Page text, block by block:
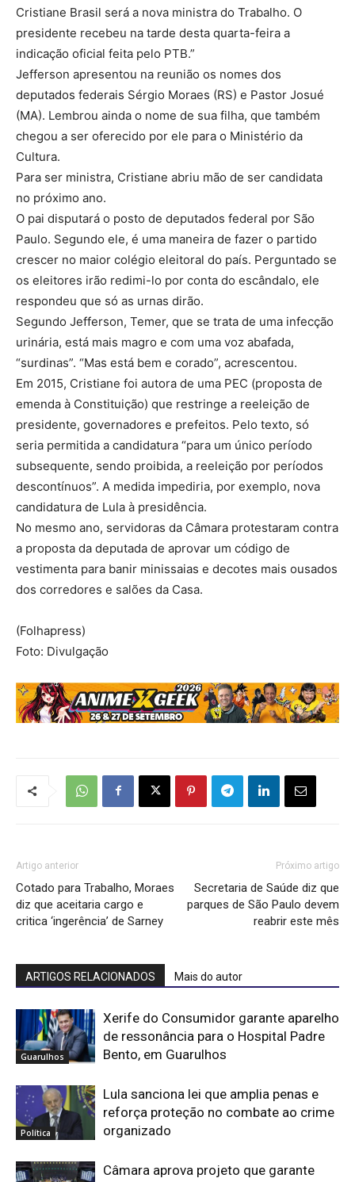
Cristiane Brasil será a nova ministra do Trabalho. O
presidente recebeu na tarde desta quarta-feira a
indicação oficial feita pelo PTB.”
Jefferson apresentou na reunião os nomes dos
deputados federais Sérgio Moraes (RS) e Pastor Josué
(MA). Lembrou ainda o nome de sua filha, que também
chegou a ser oferecido por ele para o Ministério da
Cultura.
Para ser ministra, Cristiane abriu mão de ser candidata
no próximo ano.
O pai disputará o posto de deputados federal por São
Paulo. Segundo ele, é uma maneira de fazer o partido
crescer no maior colégio eleitoral do país. Perguntado se
os eleitores irão redimi-lo por conta do escândalo, ele
respondeu que só as urnas dirão.
Segundo Jefferson, Temer, que se trata de uma infecção
urinária, está mais magro e com uma voz abafada,
“surdinas”. “Mas está bem e corado”, acrescentou.
Em 2015, Cristiane foi autora de uma PEC (proposta de
emenda à Constituição) que restringe a reeleição de
presidente, governadores e prefeitos. Pelo texto, só
seria permitida a candidatura “para um único período
subsequente, sendo proibida, a reeleição por períodos
descontínuos”. A medida impediria, por exemplo, nova
candidatura de Lula à presidência.
No mesmo ano, servidoras da Câmara protestaram contra
a proposta da deputada de aprovar um código de
vestimenta para banir minissaias e decotes mais ousados
dos corredores e salões da Casa.
(Folhapress)
Foto: Divulgação
Artigo anterior
Cotado para Trabalho, Moraes
diz que aceitaria cargo e
critica ‘ingerência’ de Sarney
Próximo artigo
Secretaria de Saúde diz que
parques de São Paulo devem
reabrir este mês
ARTIGOS RELACIONADOS Mais do autor
Guarulhos
Xerife do Consumidor garante aparelho
de ressonância para o Hospital Padre
Bento, em Guarulhos
Política
Lula sanciona lei que amplia penas e
reforça proteção no combate ao crime
organizado
Câmara aprova projeto que garante